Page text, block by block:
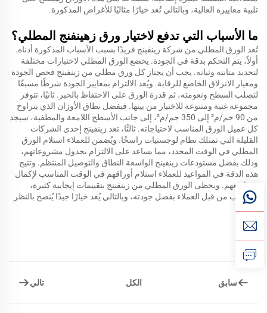
تلبية معاييره العالية، وبالتالي تُعد خيارًا مثاليًا للأغراض المذكورة.
ما الأسباب التي تدفع لاختيار ورق زهينفنج المطلي؟
تُعد الورق المطلي من شركة زينفينج فريدًا بسبب الأسباب المذكورة أدناه.
أولاً، يتم التحكم بدقة في الجودة. يخضع الورق المطلي لاختبارات مختلفة
لتحديد متانته وثباته. يجب أن يجتاز كل ورق مطلي من زينفينج فحص الجودة
ومعيار الانزلاق الخاضع للرقابة. ويُعد الالتزام بمعايير الجودة شرطًا مسبقًا
لتصلب السطح ونعومته، ثم قدرة الورق على الاحتفاظ بالحبر. ثانيًا، تتوفر
مجموعة غنية ومتنوعة للاختيار من بينها. فبفضل نطاق الأوزان الذي يتراوح
من 90 جم/م² إلى 350 جم/م²، إلى جانب الأسطح اللامعة والمطفية، سيجد
كل عميل الورق المناسب لاحتياجاته. ثالثًا، تعد زينفينج إحدى الشركات
القليلة التي تمتلك نظام لوجستيات راسخًا. ويُضمن للعملاء استلام الورق
المطلي في الوقت المحدد، مما يساعد على الالتزام بجدول مشروعاتهم،
وذلك بفضل مستودعات زينفينج الواسعة النطاق والتوصيل المنتظم. وتتيح
هذه الدقة في المواعيد للعملاء استلام أوراقهم في الوقت المناسب لإكمال
مشاريعهم. ويحظى الورق المطلي من زينفينج بتقييمات إيجابية كثيرة،
ومحبوب من قبل العملاء بفضل جودته، وبالتالي يُعد خيارًا جيدًا يُنصح بالنظر
سابق الكل تالي